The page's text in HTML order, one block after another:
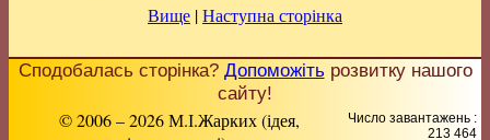
Вище |Наступна сторінка
Сподобалась сторінка? Допоможітьрозвитку нашого
сайту!
© 2006 – 2026 М.І.Жарких (ідея,
Число завантажень :
213 464